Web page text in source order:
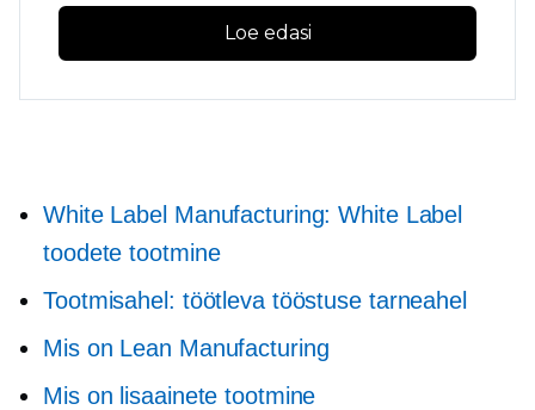
Loe edasi
White Label Manufacturing: White Label
toodete tootmine
Tootmisahel: töötleva tööstuse tarneahel
Mis on Lean Manufacturing
Mis on lisaainete tootmine